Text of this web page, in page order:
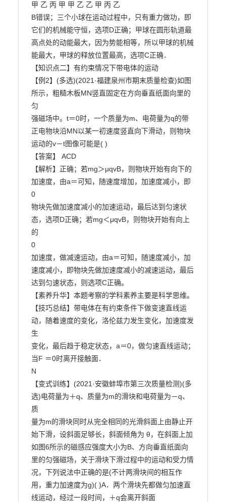
甲 乙 丙 甲 甲 乙 乙 甲 丙 乙
B错误；三个小球在运动过程中，只有重力做功，即
它们的机械能守恒，选项D正确；甲球在圆形轨道最
高点处的动能最大，因为势能相等，所以甲球的机械
能最大，甲球的释放位置最高，选项C正确．
【知识点二】有约束情况下带电体的运动
【例2】(多选)(2021·福建泉州市期末质量检查)如图
所示，粗糙木板MN竖直固定在方向垂直纸面向里的
匀
强磁场中。t＝0时，一个质量为m、电荷量为q的带
正电物块沿MN以某一初速度竖直向下滑动，则物块
运动的v－t图像可能是( )
【答案】 ACD
【解析】正确；若mg＞μqvB，则物块开始有向下的
加速度，由a＝可知，随速度增加，加速度减小，即
0
物块先做加速度减小的加速运动，最后达到匀速状
态，选项D正确；若mg＜μqvB，则物块开始有向上
的
0
加速度，做减速运动，由a＝可知，随速度减小，加
速度减小，即物块先做加速度减小的减速运动，最后
达到匀速状态，则选项C正确。
【素养升华】本题考察的学科素养主要是科学思维。
【技巧总结】带电体在有约束条件下做变速直线运
动，随着速度的变化，洛伦兹力发生变化，加速度发
生
变化，最后趋于稳定状态，a＝0，做匀速直线运动；
当F ＝0时离开接触面．
N
【变式训练】(2021·安徽蚌埠市第三次质量检测)(多
选)电荷量为＋q、质量为m的滑块和电荷量为－q、
质
量为m的滑块同时从完全相同的光滑斜面上由静止开
始下滑，设斜面足够长，斜面倾角为 θ，在斜面上加
如图6所示的磁感应强度大小为B、方向垂直纸面向
里的匀强磁场，关于滑块下滑过程中的运动和受力情
况，下列说法中正确的是(不计两滑块间的相互作
用，重力加速度为g)( )A．两个滑块先都做匀加速直
线运动，经过一段时间，＋q会离开斜面